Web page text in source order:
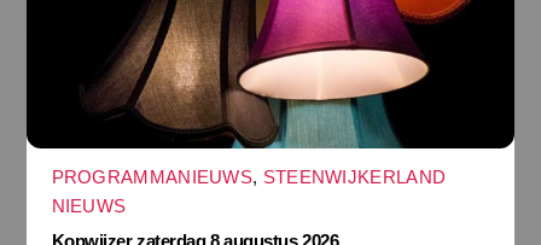
PROGRAMMANIEUWS, STEENWIJKERLAND
NIEUWS
Kopwijzer zaterdag 8 augustus 2026